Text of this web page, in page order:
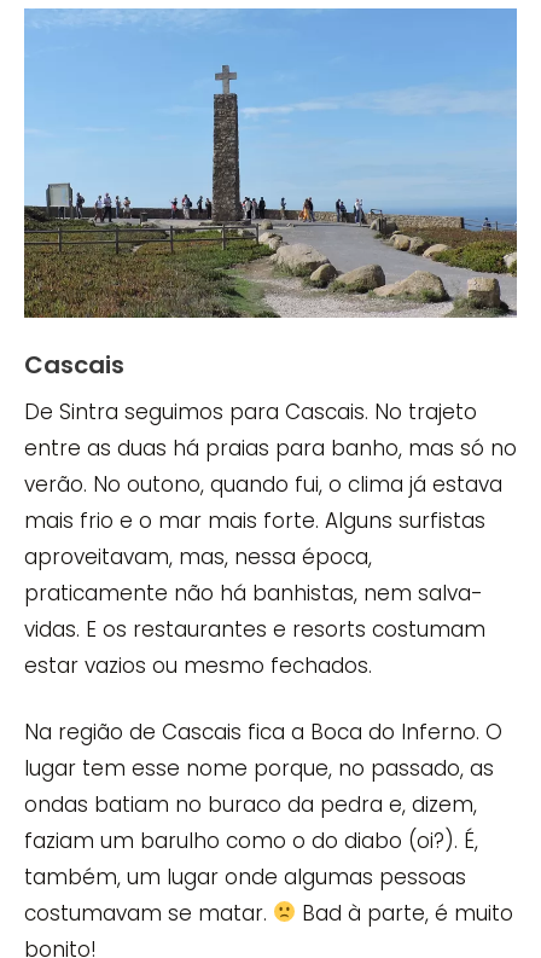
Cascais
De Sintra seguimos para Cascais. No trajeto
entre as duas há praias para banho, mas só no
verão. No outono, quando fui, o clima já estava
mais frio e o mar mais forte. Alguns surfistas
aproveitavam, mas, nessa época,
praticamente não há banhistas, nem salva-
vidas. E os restaurantes e resorts costumam
estar vazios ou mesmo fechados.
Na região de Cascais fica a Boca do Inferno. O
lugar tem esse nome porque, no passado, as
ondas batiam no buraco da pedra e, dizem,
faziam um barulho como o do diabo (oi?). É,
também, um lugar onde algumas pessoas
costumavam se matar.
Bad à parte, é muito
bonito!